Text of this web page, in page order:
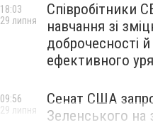
Співробітники
навчання зі
доброчесності й
ефективного
18:03
29 липня
Сенат США
Зеленського на
09:56
29 липня